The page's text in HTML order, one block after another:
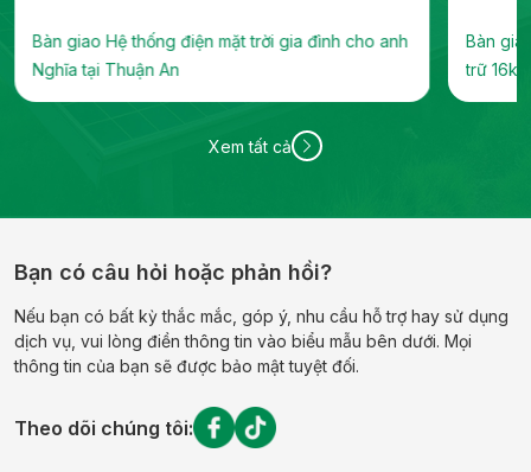
Bàn giao Hệ thống điện mặt trời gia đình cho anh
Nghĩa tại Thuận An
Bàn
trữ
Xem tất cả
Bạn có câu hỏi hoặc phản hồi?
Nếu bạn có bất kỳ thắc mắc, góp ý, nhu cầu hỗ trợ hay sử dụng
dịch vụ, vui lòng điền thông tin vào biểu mẫu bên dưới. Mọi
thông tin của bạn sẽ được bảo mật tuyệt đối.
Theo dõi chúng tôi: